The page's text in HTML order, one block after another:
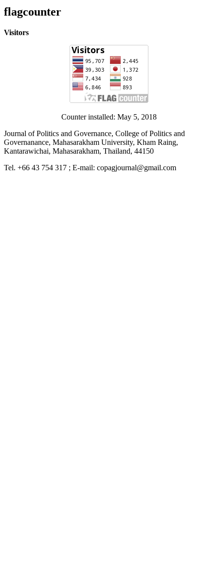
flagcounter
Visitors
Counter installed: May 5, 2018
Journal of Politics and Governance, College of Politics and
Governanance, Mahasarakham University, Kham Raing,
Kantarawichai, Mahasarakham, Thailand, 44150
Tel. +66 43 754 317 ; E-mail: copagjournal@gmail.com